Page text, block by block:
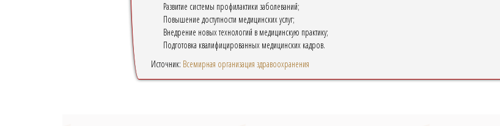
Развитие системы профилактики заболеваний;
Повышение доступности медицинских услуг;
Внедрение новых технологий в медицинскую практику;
Подготовка квалифицированных медицинских кадров.
Источник: Всемирная организация здравоохранения